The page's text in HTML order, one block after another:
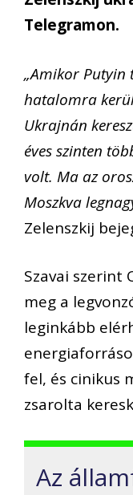
Telegramon.
„Amikor Putyin
hatalomra
Ukrajnán
éves szinten
volt. Ma az
Moszkva
Zelenszkij
Szavai szerint
meg a
leginkább
fel, és cinikus
zsarolta
Az